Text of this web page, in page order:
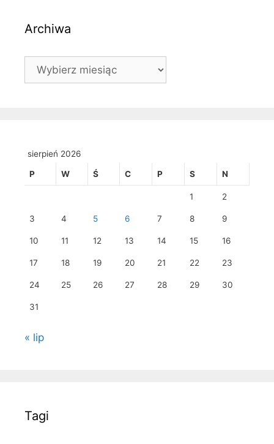
Archiwa
Archiwa
sierpień 2026
P W Ś C P S N
1 2
3 4 5 6 7 8 9
10 11 12 13 14 15 16
17 18 19 20 21 22 23
24 25 26 27 28 29 30
31
« lip
Tagi